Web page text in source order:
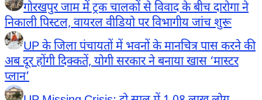
गोरखपुर जाम में ट्रक चालकों से विवाद के बीच दारोगा ने
निकाली पिस्टल, वायरल वीडियो पर विभागीय जांच शुरू
UP के जिला पंचायतों में भवनों के मानचित्र पास करने की
अब दूर होंगी दिक्कतें, योगी सरकार ने बनाया खास ‘मास्टर
प्लान’